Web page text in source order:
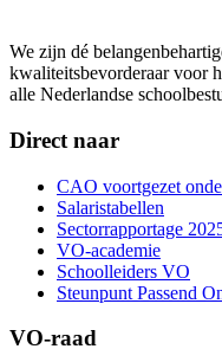
We zijn dé
kwaliteitsbevorderaar voor
alle Nederlandse
Direct naar
CAO voortgezet
Salaristabellen
Sectorrapportage
VO-academie
Schoolleiders VO
Steunpunt Passend
VO-raad